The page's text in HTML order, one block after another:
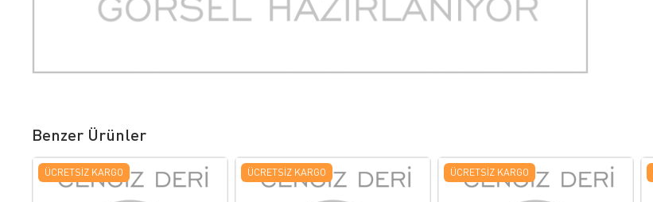
Benzer Ürünler
ÜCRETSIZ KARGO ÜCRETSIZ KARGO ÜCRETSIZ KARGO